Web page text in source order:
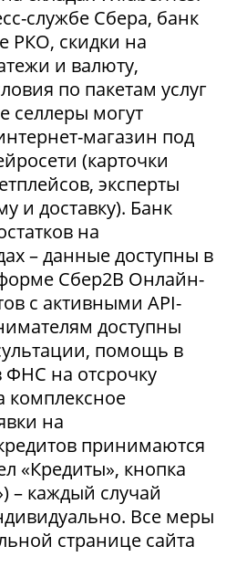
службе Сбера, банк
РКО, скидки на
и валюту,
по пакетам услуг
селлеры могут
магазин под
(карточки
эксперты
и доставку). Банк
на
– данные доступны в
Сбер2В Онлайн-
с активными API-
доступны
помощь в
ФНС на отсрочку
комплексное
на
принимаются
«Кредиты», кнопка
– каждый случай
Все меры
странице сайта